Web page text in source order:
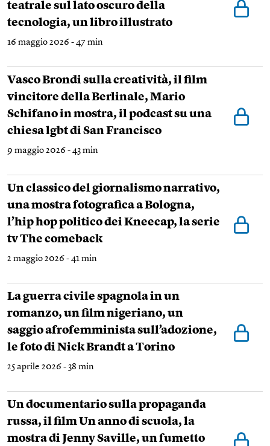
teatrale sul lato oscuro della
tecnologia, un libro illustrato
16 maggio 2026 - 47 min
Vasco Brondi sulla creatività, il film
vincitore della Berlinale, Mario
Schifano in mostra, il podcast su una
chiesa lgbt di San Francisco
9 maggio 2026 - 43 min
Un classico del giornalismo narrativo,
una mostra fotografica a Bologna,
l’hip hop politico dei Kneecap, la serie
tv The comeback
2 maggio 2026 - 41 min
La guerra civile spagnola in un
romanzo, un film nigeriano, un
saggio afrofemminista sull’adozione,
le foto di Nick Brandt a Torino
25 aprile 2026 - 38 min
Un documentario sulla propaganda
russa, il film Un anno di scuola, la
mostra di Jenny Saville, un fumetto